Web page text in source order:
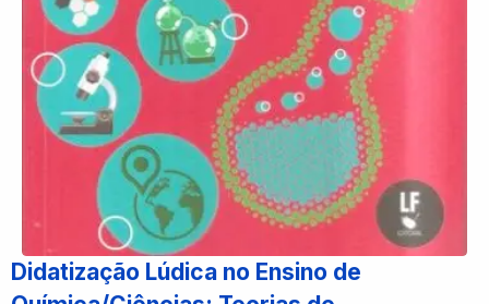
Didatização Lúdica no Ensino de